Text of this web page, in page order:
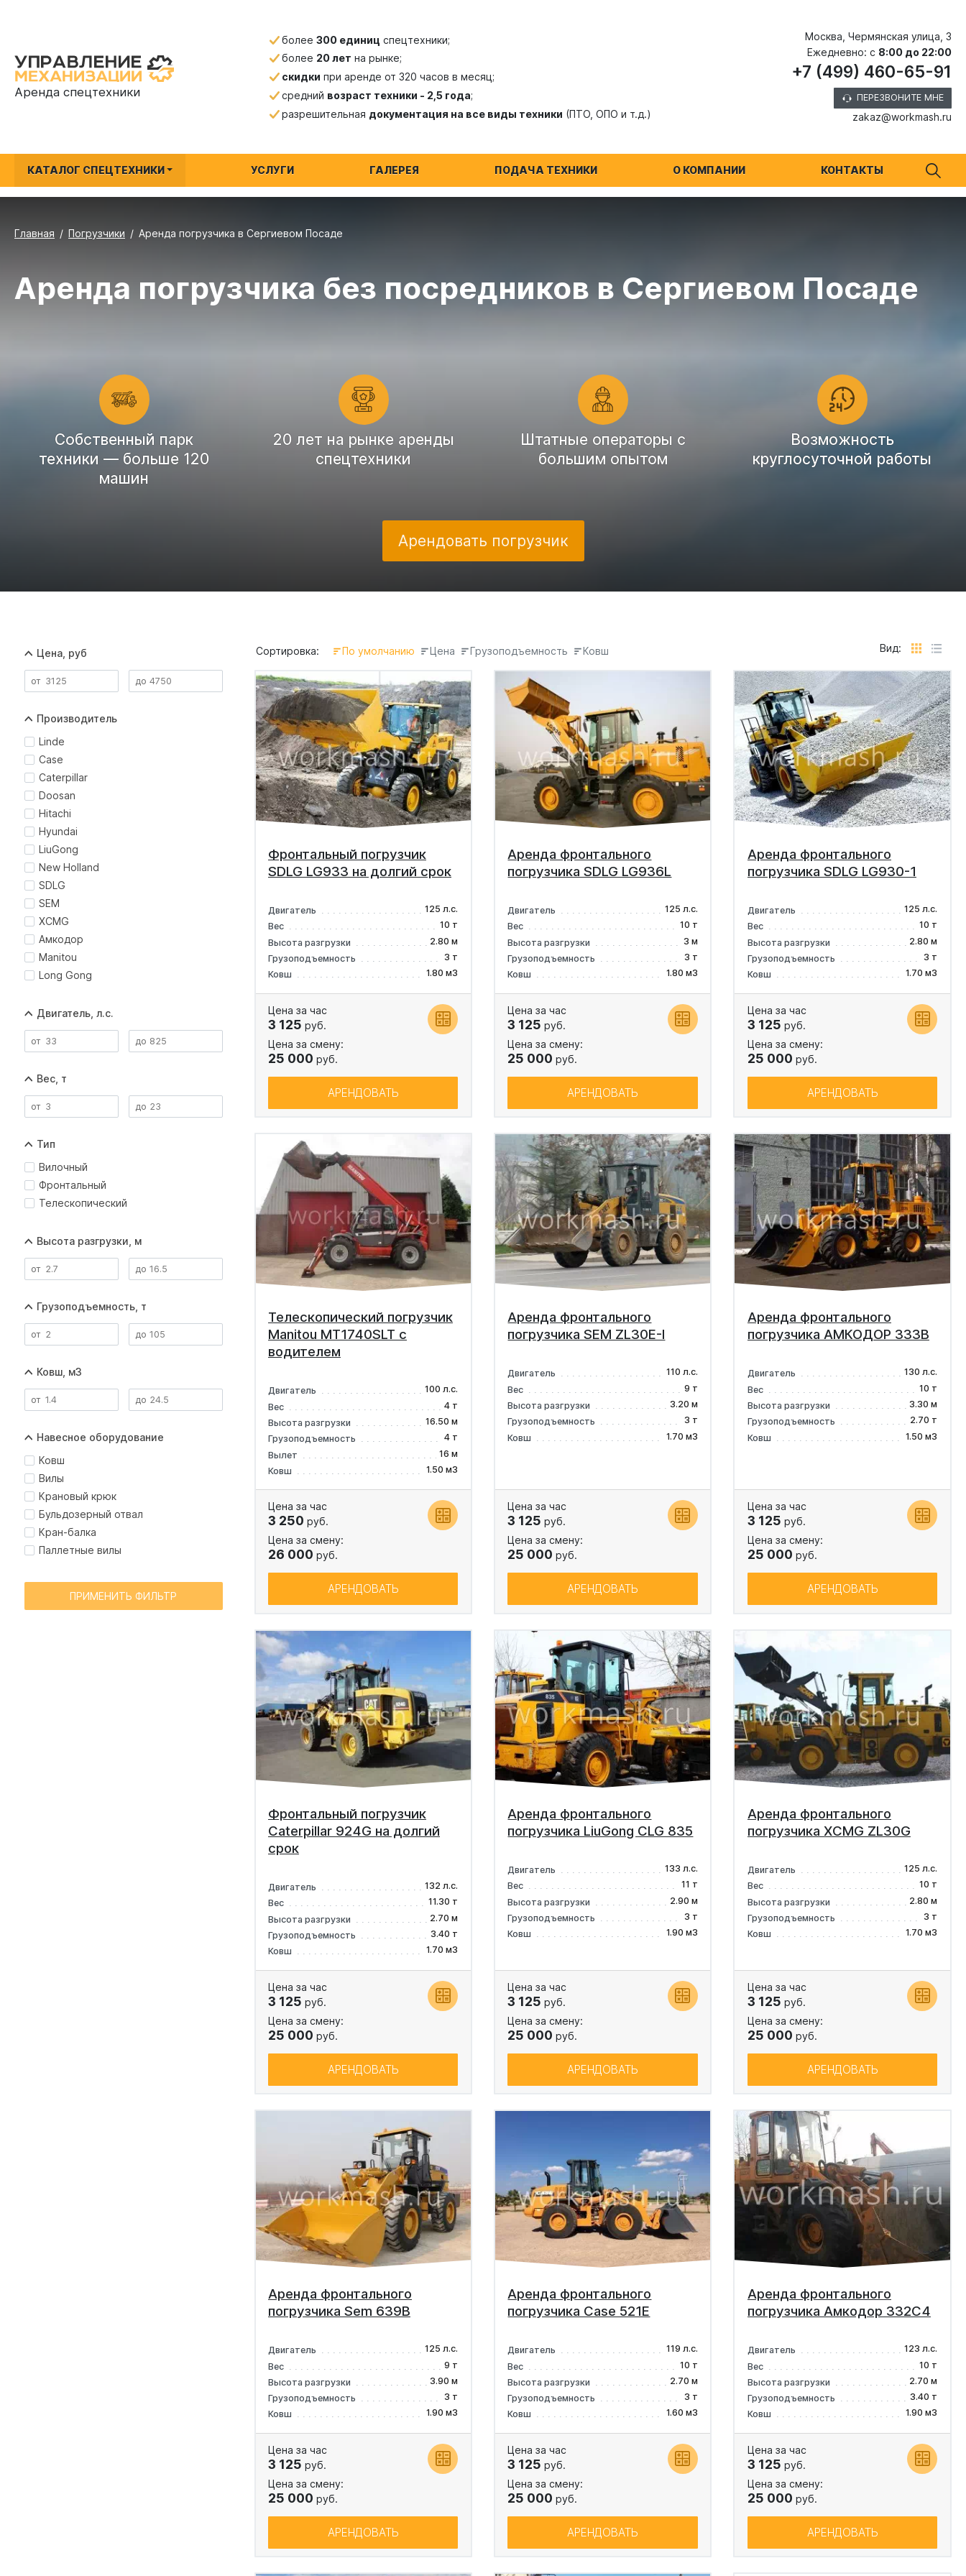
Аренда спецтехники
более 300 единиц спецтехники;
более 20 лет на рынке;
скидки при аренде от 320 часов в месяц;
средний возраст техники - 2,5 года;
разрешительная документация на все виды техники (ПТО, ОПО и т.д.)
Москва, Чермянская улица, 3
Ежедневно: с 8:00 до 22:00
+7 (499) 460-65-91
ПЕРЕЗВОНИТЕ МНЕ
zakaz@workmash.ru
КАТАЛОГ СПЕЦТЕХНИКИ УСЛУГИ ГАЛЕРЕЯ ПОДАЧА ТЕХНИКИ О КОМПАНИИ КОНТАКТЫ
Главная Погрузчики Аренда погрузчика в Сергиевом Посаде
Аренда погрузчика без посредников в Сергиевом Посаде
Cобственный парк
техники — больше 120
машин
20 лет на рынке аренды
спецтехники
Штатные операторы с
большим опытом
Возможность
круглосуточной работы
Арендовать погрузчик
Цена, руб
Производитель
Linde
Case
Caterpillar
Doosan
Hitachi
Hyundai
LiuGong
New Holland
SDLG
SEM
XCMG
Амкодор
Manitou
Long Gong
Двигатель, л.с.
Вес, т
Тип
Вилочный
Фронтальный
Телескопический
Высота разгрузки, м
Грузоподъемность, т
Ковш, м3
Навесное оборудование
Ковш
Вилы
Крановый крюк
Бульдозерный отвал
Кран-балка
Паллетные вилы
ПРИМЕНИТЬ ФИЛЬТР
Сортировка: По умолчанию Цена Грузоподъемность Ковш Вид:
Фронтальный погрузчик
SDLG LG933 на долгий срок
Двигатель
125 л.с.
Вес
10 т
Высота разгрузки
2.80 м
Грузоподъемность
3 т
Ковш
1.80 м3
Цена за час
3 125 руб.
Цена за смену:
25 000 руб.
АРЕНДОВАТЬ
Аренда фронтального
погрузчика SDLG LG936L
Двигатель
125 л.с.
Вес
10 т
Высота разгрузки
3 м
Грузоподъемность
3 т
Ковш
1.80 м3
Цена за час
3 125 руб.
Цена за смену:
25 000 руб.
АРЕНДОВАТЬ
Аренда фронтального
погрузчика SDLG LG930-1
Двигатель
125 л.с.
Вес
10 т
Высота разгрузки
2.80 м
Грузоподъемность
3 т
Ковш
1.70 м3
Цена за час
3 125 руб.
Цена за смену:
25 000 руб.
АРЕНДОВАТЬ
Телескопический погрузчик
Manitou MT1740SLT с
водителем
Двигатель
100 л.с.
Вес
4 т
Высота разгрузки
16.50 м
Грузоподъемность
4 т
Вылет
16 м
Ковш
1.50 м3
Цена за час
3 250 руб.
Цена за смену:
26 000 руб.
АРЕНДОВАТЬ
Аренда фронтального
погрузчика SEM ZL30E-I
Двигатель
110 л.с.
Вес
9 т
Высота разгрузки
3.20 м
Грузоподъемность
3 т
Ковш
1.70 м3
Цена за час
3 125 руб.
Цена за смену:
25 000 руб.
АРЕНДОВАТЬ
Аренда фронтального
погрузчика АМКОДОР 333В
Двигатель
130 л.с.
Вес
10 т
Высота разгрузки
3.30 м
Грузоподъемность
2.70 т
Ковш
1.50 м3
Цена за час
3 125 руб.
Цена за смену:
25 000 руб.
АРЕНДОВАТЬ
Фронтальный погрузчик
Caterpillar 924G на долгий
срок
Двигатель
132 л.с.
Вес
11.30 т
Высота разгрузки
2.70 м
Грузоподъемность
3.40 т
Ковш
1.70 м3
Цена за час
3 125 руб.
Цена за смену:
25 000 руб.
АРЕНДОВАТЬ
Аренда фронтального
погрузчика LiuGong CLG 835
Двигатель
133 л.с.
Вес
11 т
Высота разгрузки
2.90 м
Грузоподъемность
3 т
Ковш
1.90 м3
Цена за час
3 125 руб.
Цена за смену:
25 000 руб.
АРЕНДОВАТЬ
Аренда фронтального
погрузчика XCMG ZL30G
Двигатель
125 л.с.
Вес
10 т
Высота разгрузки
2.80 м
Грузоподъемность
3 т
Ковш
1.70 м3
Цена за час
3 125 руб.
Цена за смену:
25 000 руб.
АРЕНДОВАТЬ
Аренда фронтального
погрузчика Sem 639B
Двигатель
125 л.с.
Вес
9 т
Высота разгрузки
3.90 м
Грузоподъемность
3 т
Ковш
1.90 м3
Цена за час
3 125 руб.
Цена за смену:
25 000 руб.
АРЕНДОВАТЬ
Аренда фронтального
погрузчика Case 521E
Двигатель
119 л.с.
Вес
10 т
Высота разгрузки
2.70 м
Грузоподъемность
3 т
Ковш
1.60 м3
Цена за час
3 125 руб.
Цена за смену:
25 000 руб.
АРЕНДОВАТЬ
Аренда фронтального
погрузчика Амкодор 332C4
Двигатель
123 л.с.
Вес
10 т
Высота разгрузки
2.70 м
Грузоподъемность
3.40 т
Ковш
1.90 м3
Цена за час
3 125 руб.
Цена за смену:
25 000 руб.
АРЕНДОВАТЬ